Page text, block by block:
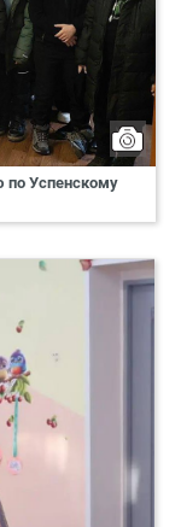
по Успенскому